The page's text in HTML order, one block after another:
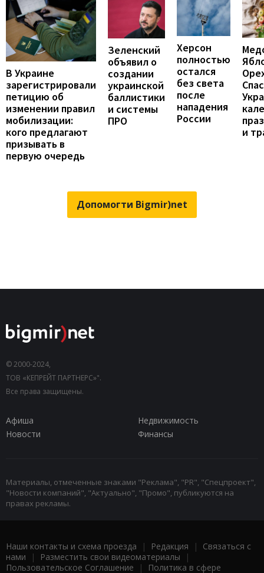
В Украине
зарегистрировали
петицию об
изменении правил
мобилизации:
кого предлагают
призывать в
первую очередь
Зеленский
объявил о
создании
украинской
баллистики
и системы
ПРО
Херсон
полностью
остался
без света
после
нападения
России
и
Допомогти Bigmir)net
© 2000-2024,
ТОВ «КЕПРЕЙТ ПАРТНЕРС»".
Все права защищены.
Афиша
Недвижимость
Новости
Финансы
Материалы, отмеченные знаками "Реклама", "PR", "Спецпроект",
"Новости компаний", "Актуально", "Промо", публикуются на
правах рекламы.
Наши контакты и схема проезда | Редакция | Связаться с
нами | Разместить свои видеоматериалы |
Пользовательское Соглашение |
Политика в сфере